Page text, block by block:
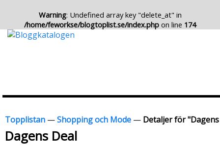
Warning: Undefined array key "delete_at" in
/home/feworkse/blogtoplist.se/index.php on line 174
Topplistan —Shopping och Mode — Detaljer för
Dagens Deal